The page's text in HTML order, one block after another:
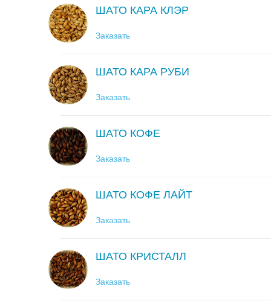
ШАТО КАРА КЛЭР
Заказать
ШАТО КАРА РУБИ
Заказать
ШАТО КОФЕ
Заказать
ШАТО КОФЕ ЛАЙТ
Заказать
ШАТО КРИСТАЛЛ
Заказать